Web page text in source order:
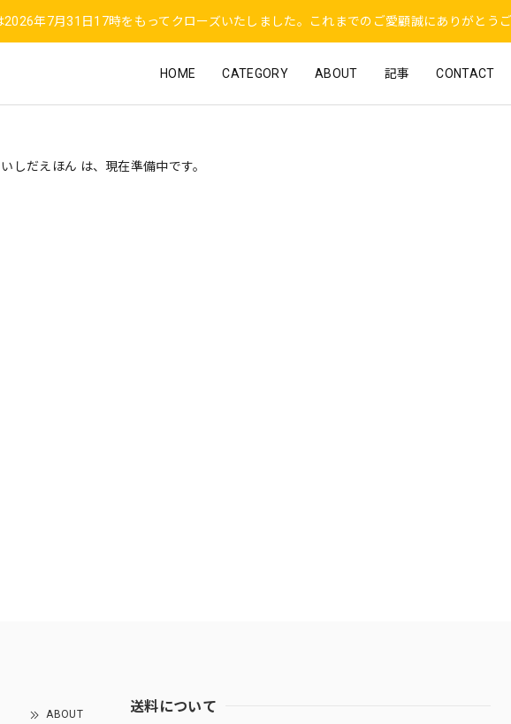
年7月31日17時をもってクローズいたしました。これまでのご愛顧誠にありがとうご
HOME CATEGORY ABOUT 記事 CONTACT
いしだえほん は、現在準備中です。
ABOUT 送料について